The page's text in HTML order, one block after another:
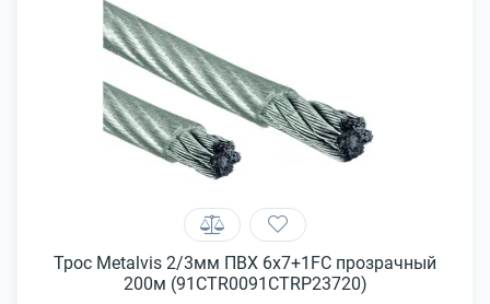
Трос Metalvis 2/3мм ПВХ 6х7+1FC прозрачный
200м (91CTR0091CTRP23720)